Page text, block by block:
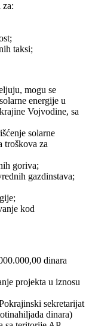
za:
taksi;
mogu se
energije u
Vojvodine, sa
solarne
troškova za
goriva;
gazdinstava;
kod
dinara
projekta u iznosu
sekretarijat
dinara)